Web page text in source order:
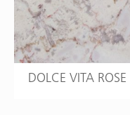
DOLCE VITA ROSE